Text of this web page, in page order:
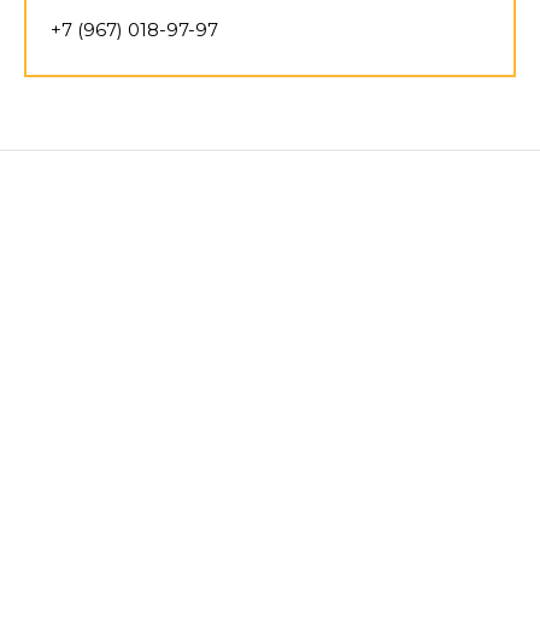
+7 (967) 018-97-97